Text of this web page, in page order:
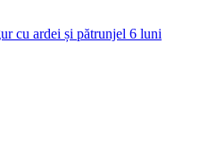
cu ardei și pătrunjel 6 luni